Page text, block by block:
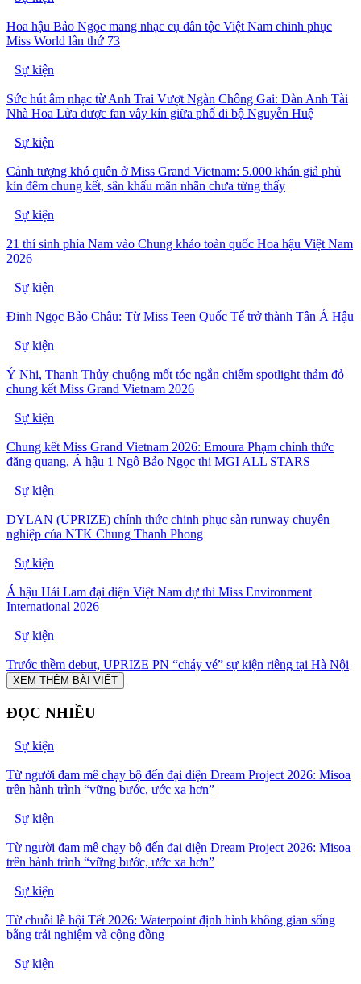
Hoa hậu Bảo Ngọc mang nhạc cụ dân tộc Việt Nam chinh phục
Miss World lần thứ 73
Sự kiện
Sức hút âm nhạc từ Anh Trai Vượt Ngàn Chông Gai: Dàn Anh Tài
Nhà Hoa Lửa được fan vây kín giữa phố đi bộ Nguyễn Huệ
Sự kiện
Cảnh tượng khó quên ở Miss Grand Vietnam: 5.000 khán giả phủ
kín đêm chung kết, sân khấu mãn nhãn chưa từng thấy
Sự kiện
21 thí sinh phía Nam vào Chung khảo toàn quốc Hoa hậu Việt Nam
2026
Sự kiện
Đinh Ngọc Bảo Châu: Từ Miss Teen Quốc Tế trở thành Tân Á Hậu
Sự kiện
Ý Nhi, Thanh Thủy chuộng mốt tóc ngắn chiếm spotlight thảm đỏ
chung kết Miss Grand Vietnam 2026
Sự kiện
Chung kết Miss Grand Vietnam 2026: Emoura Phạm chính thức
đăng quang, Á hậu 1 Ngô Bảo Ngọc thi MGI ALL STARS
Sự kiện
DYLAN (UPRIZE) chính thức chinh phục sàn runway chuyên
nghiệp của NTK Chung Thanh Phong
Sự kiện
Á hậu Hải Lam đại diện Việt Nam dự thi Miss Environment
International 2026
Sự kiện
Trước thềm debut, UPRIZE PN “cháy vé” sự kiện riêng tại Hà Nội
XEM THÊM BÀI VIẾT
ĐỌC NHIỀU
Sự kiện
Từ người đam mê chạy bộ đến đại diện Dream Project 2026: Misoa
trên hành trình “vững bước, ước xa hơn”
Sự kiện
Từ người đam mê chạy bộ đến đại diện Dream Project 2026: Misoa
trên hành trình “vững bước, ước xa hơn”
Sự kiện
Từ chuỗi lễ hội Tết 2026: Waterpoint định hình không gian sống
bằng trải nghiệm và cộng đồng
Sự kiện